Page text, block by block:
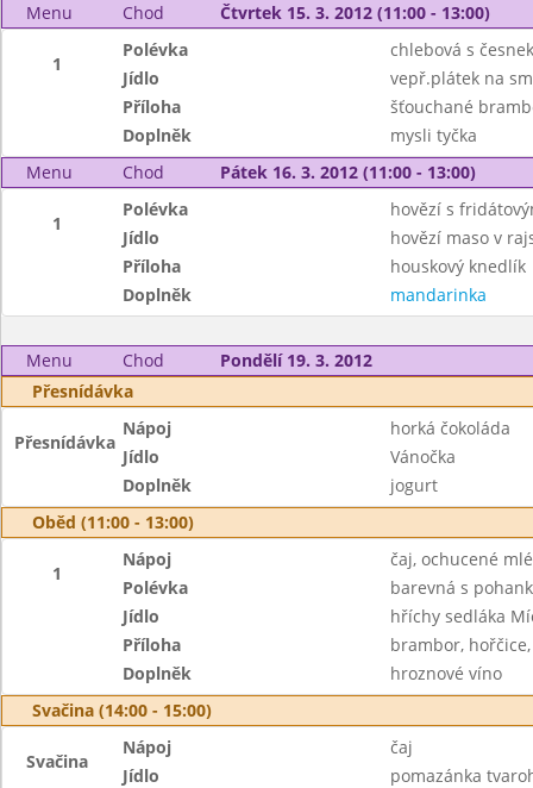
Menu
Chod Čtvrtek 15. 3. 2012 (11:00 - 13:00)
1
Polévka
chlebová s
Jídlo
vepř.plátek na
Příloha
šťouchané
Doplněk
mysli tyčka
Menu
Chod Pátek 16. 3. 2012 (11:00 - 13:00)
1
Polévka
hovězí s
Jídlo
hovězí maso v
Příloha
houskový knedlík
Doplněk
mandarinka
Menu Chod
Pondělí 19. 3. 2012
Přesnídávka
Přesnídávka
Nápoj
horká čokoláda
Jídlo
Vánočka
Doplněk
jogurt
Oběd (11:00 - 13:00)
1
Nápoj
čaj, ochucené
Polévka
barevná s
Jídlo
hříchy sedláka
Příloha
brambor,
Doplněk
hroznové víno
Svačina (14:00 - 15:00)
Svačina
Nápoj
čaj
Jídlo
pomazánka